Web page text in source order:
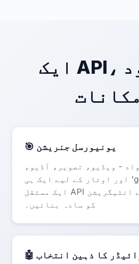
ایک API، لامحدود
🎯 یونیورسل جنریشن
- ویڈیو، تصویر، آڈیو،
اور اوتار کے لیے ایک ہی 'generate' میتھڈ۔
ایک مستقل API کے ساتھ اپنے انٹیگریشن
کو سادہ بنائیں۔
کا ذہین انتخاب